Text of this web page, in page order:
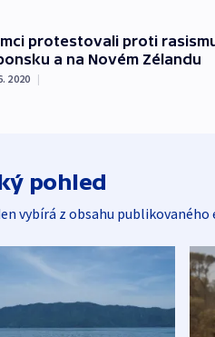
protestovali proti
a na Novém Zélandu
2020 |
pohled
vybírá z obsahu